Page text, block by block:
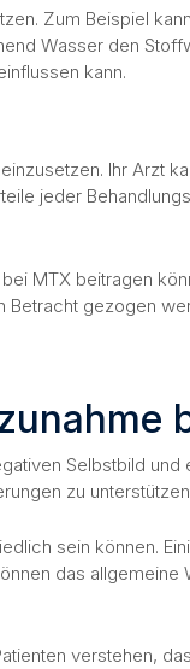
Zum Beispiel
Wasser den
kann.
Ihr Arzt
jeder
MTX beitragen
Betracht gezogen
Selbstbild
zu
sein können.
das
verstehen,